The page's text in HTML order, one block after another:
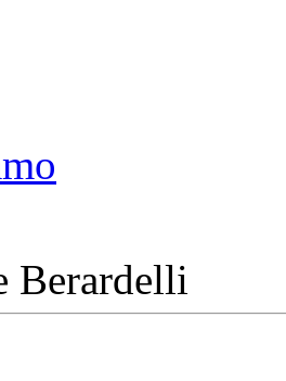
Berardelli